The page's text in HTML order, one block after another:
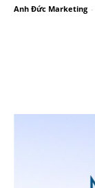
Anh Đức Marketing -